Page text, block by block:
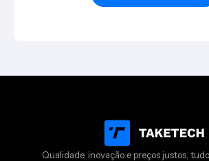
Qualidade, inovação e preços justos,